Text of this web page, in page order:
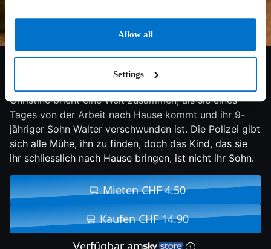
Allow all
Settings
7.6/10 2008 135 min Drama
Christine bricht eine Welt zusammen, als sie eines
Tages von der Arbeit nach Hause kommt und ihr 9-
jähriger Sohn Walter verschwunden ist. Die Polizei gibt
sich alle Mühe, ihn zu finden, doch das Kind, das sie
ihr schliesslich nach Hause bringen, ist nicht ihr Sohn.
Mieten CHF 4.50
Kaufen CHF 14.90
Verfügbar am